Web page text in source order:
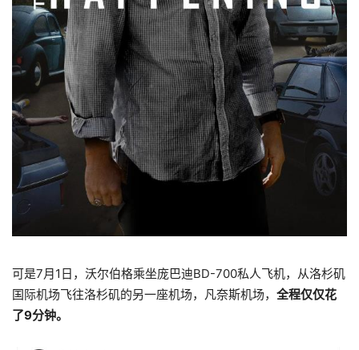
可是7月1日，沃尔伯格乘坐庞巴迪BD-700私人飞机，从洛杉矶
国际机场飞往洛杉矶的另一座机场，凡奈斯机场， 全程仅仅花
了9分钟。